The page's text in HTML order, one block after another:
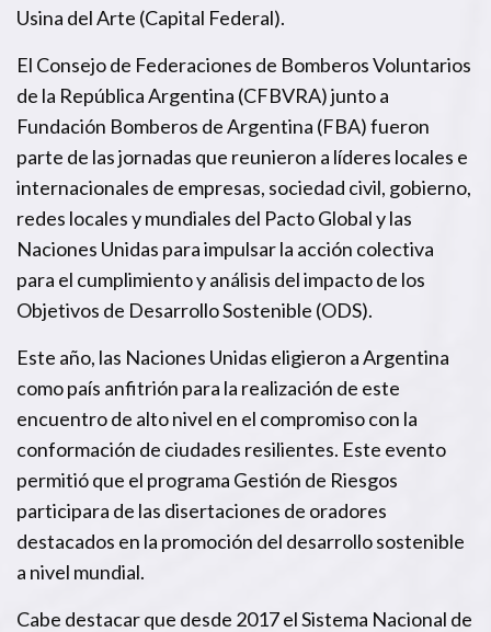
Usina del Arte (Capital Federal).
El Consejo de Federaciones de Bomberos Voluntarios
de la República Argentina (CFBVRA) junto a
Fundación Bomberos de Argentina (FBA) fueron
parte de las jornadas que reunieron a líderes locales e
internacionales de empresas, sociedad civil, gobierno,
redes locales y mundiales del Pacto Global y las
Naciones Unidas para impulsar la acción colectiva
para el cumplimiento y análisis del impacto de los
Objetivos de Desarrollo Sostenible (ODS).
Este año, las Naciones Unidas eligieron a Argentina
como país anfitrión para la realización de este
encuentro de alto nivel en el compromiso con la
conformación de ciudades resilientes. Este evento
permitió que el programa Gestión de Riesgos
participara de las disertaciones de oradores
destacados en la promoción del desarrollo sostenible
a nivel mundial.
Cabe destacar que desde 2017 el Sistema Nacional de